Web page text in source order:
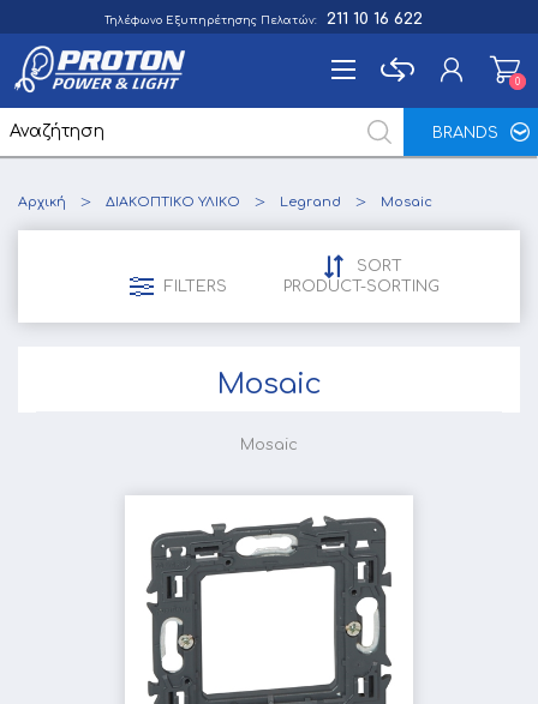
Τηλέφωνο Εξυπηρέτησης Πελατών: 211 10 16 622
BRANDS
Σύνδεση
00
Αρχική ΔΙΑΚΟΠΤΙΚΟ ΥΛΙΚΟ Legrand Mosaic
FILTERS
SORT
PRODUCT-SORTING
Mosaic
Mosaic